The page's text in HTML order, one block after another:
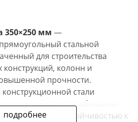
подробнее
350×250 мм —
стальной
для строительства
колонн и
прочности.
конструкционной стали
и отличается стабильной
жёсткостью и устойчивостью к